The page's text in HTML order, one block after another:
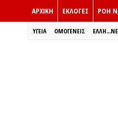
ΑΡΧΙΚΗ ΕΚΛΟΓΈΣ ΡΟΗ
ΥΓΕΙΑ ΟΜΟΓΕΝΕΙΣ